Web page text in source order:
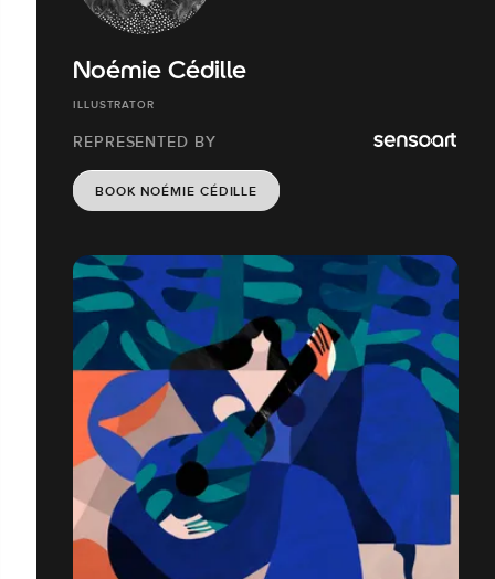
Noémie Cédille
ILLUSTRATOR
REPRESENTED BY
BOOK NOÉMIE CÉDILLE